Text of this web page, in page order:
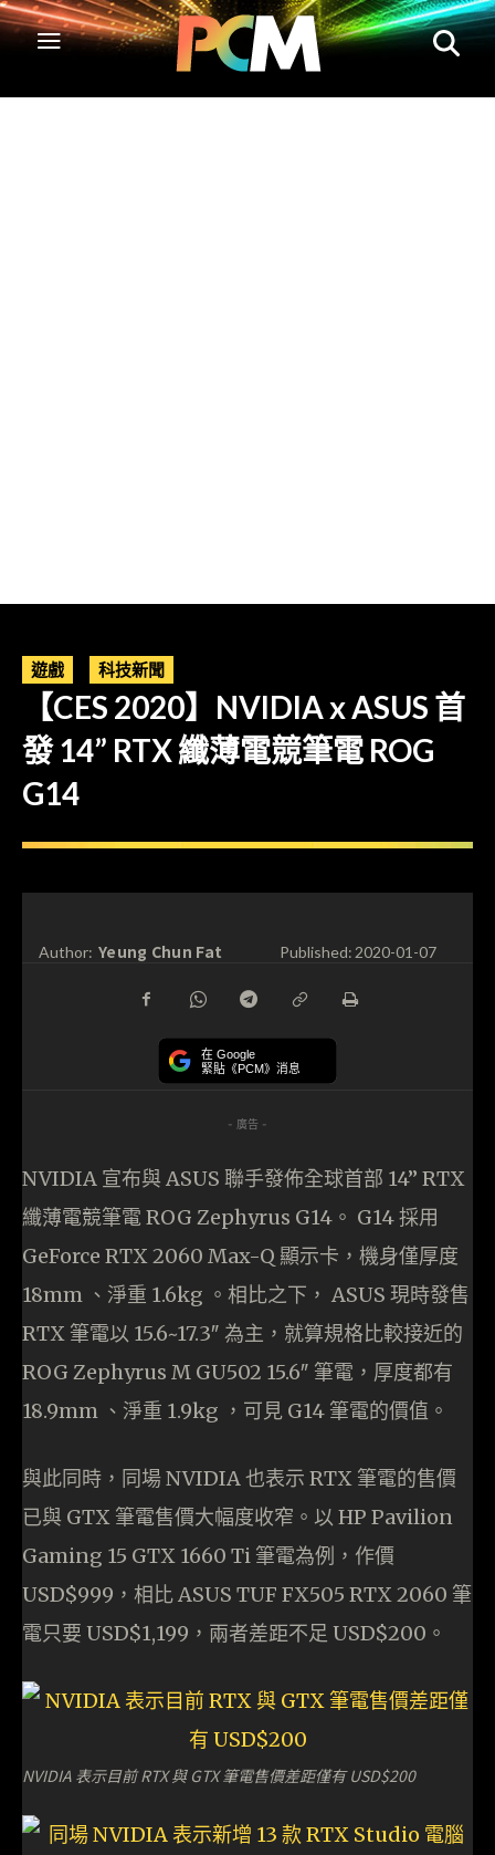
遊戲 科技新聞
【CES 2020】NVIDIA x ASUS 首
發 14” RTX 纖薄電競筆電 ROG
G14
Author: Yeung Chun Fat Published:2020-01-07
在 Google
緊貼《PCM》消息
- 廣告 -
NVIDIA 宣布與 ASUS 聯手發佈全球首部 14” RTX
纖薄電競筆電 ROG Zephyrus G14。 G14 採用
GeForce RTX 2060 Max-Q 顯示卡，機身僅厚度
18mm 、淨重 1.6kg 。相比之下， ASUS 現時發售
RTX 筆電以 15.6~17.3″ 為主，就算規格比較接近的
ROG Zephyrus M GU502 15.6″ 筆電，厚度都有
18.9mm 、淨重 1.9kg ，可見 G14 筆電的價值。
與此同時，同場 NVIDIA 也表示 RTX 筆電的售價
已與 GTX 筆電售價大幅度收窄。以 HP Pavilion
Gaming 15 GTX 1660 Ti 筆電為例，作價
USD$999，相比 ASUS TUF FX505 RTX 2060 筆
電只要 USD$1,199，兩者差距不足 USD$200。
NVIDIA 表示目前 RTX 與 GTX 筆電售價差距僅有 USD$200